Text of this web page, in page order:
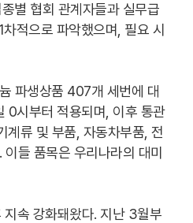
별 협회 관계자들과 실무급
적으로 파악했으며, 필요 시
파생상품 407개 세번에 대
0시부터 적용되며, 이후 통관
계류 및 부품, 자동차부품, 전
들 품목은 우리나라의 대미
속 강화돼왔다. 지난 3월부